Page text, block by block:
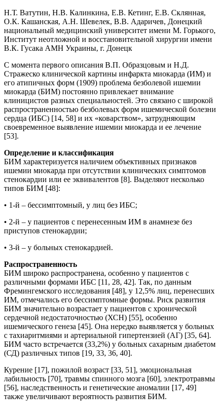
Н.Т. Ватутин, Н.В. Калинкина, Е.В. Кетинг, Е.В. Склянная,
О.К. Кашанская, А.Н. Шевелек, В.В. Адаричев, Донецкий
национальный медицинский университет имени М. Горького,
Институт неотложной и восстановительной хирургии имени
В.К. Гусака АМН Украины, г. Донецк
С момента первого описания В.П. Образцовым и Н.Д.
Стражеско клинической картины инфаркта миокарда (ИМ) и
его атипичных форм (1909) проблема безболевой ишемии
миокарда (БИМ) постоянно привлекает внимание
клиницистов разных специальностей. Это связано с широкой
распространенностью безболевых форм ишемической болезни
сердца (ИБС) [14, 58] и их «коварством», затрудняющим
своевременное выявление ишемии миокарда и ее лечение
[53].
Определение и классификация
БИМ характеризуется наличием объективных признаков
ишемии миокарда при отсутствии клинических симптомов
стенокардии или ее эквивалентов [8]. Выделяют несколько
типов БИМ [48]:
• 1-й – бессимптомный, у лиц без ИБС;
• 2-й – у пациентов с перенесенным ИМ в анамнезе без
приступов стенокардии;
• 3-й – у больных стенокардией.
Распространенность
БИМ широко распространена, особенно у пациентов с
различными формами ИБС [11, 28, 42]. Так, по данным
Фремингемского исследования [48], у 12,5% лиц, перенесших
ИМ, отмечались его бессимптомные формы. Риск развития
БИМ значительно возрастает у пациентов с хронической
сердечной недостаточностью (ХСН) [55], особенно
ишемического генеза [45]. Она нередко выявляется у больных
с тахиаритмиями и артериальной гипертензией (АГ) [35, 64].
БИМ часто встречается (33,2%) у больных сахарным диабетом
(СД) различных типов [19, 33, 36, 40].
Курение [17], пожилой возраст [33, 51], эмоциональная
лабильность [70], травмы спинного мозга [60], электротравмы
[56], наследственность и генетические аномалии [17, 49]
также увеличивают вероятность развития БИМ.